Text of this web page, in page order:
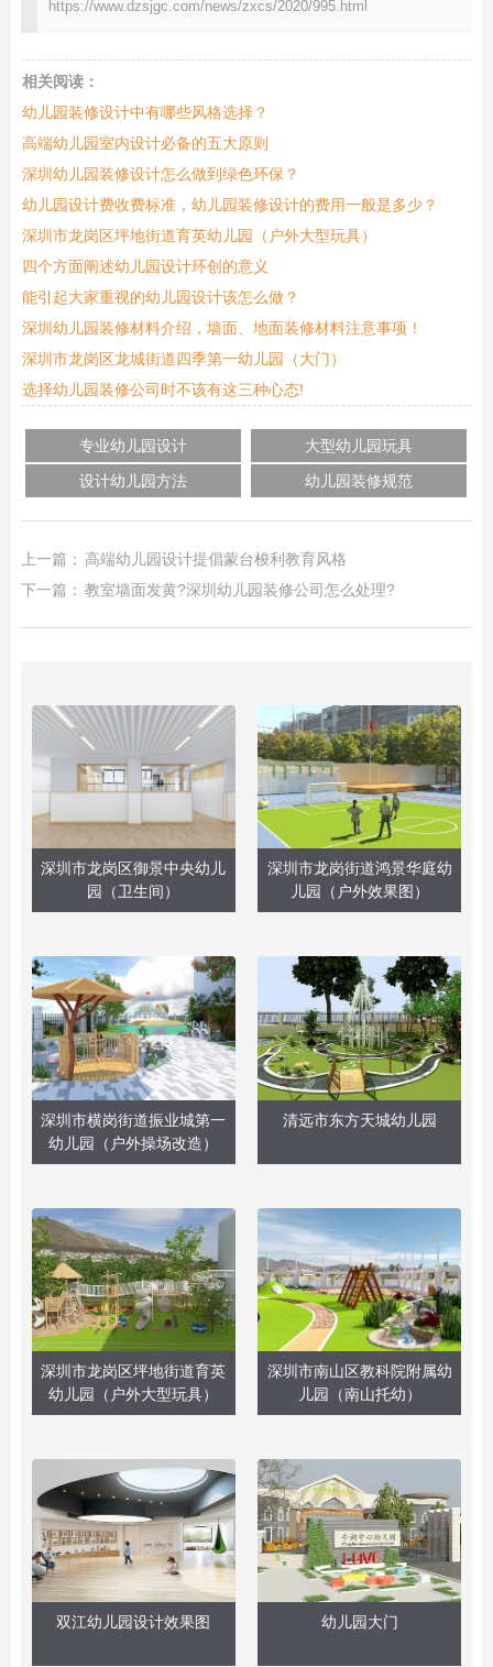
https://www.dzsjgc.com/news/zxcs/2020/995.html
相关阅读：
幼儿园装修设计中有哪些风格选择？
高端幼儿园室内设计必备的五大原则
深圳幼儿园装修设计怎么做到绿色环保？
幼儿园设计费收费标准，幼儿园装修设计的费用一般是多少？
深圳市龙岗区坪地街道育英幼儿园（户外大型玩具）
四个方面阐述幼儿园设计环创的意义
能引起大家重视的幼儿园设计该怎么做？
深圳幼儿园装修材料介绍，墙面、地面装修材料注意事项！
深圳市龙岗区龙城街道四季第一幼儿园（大门）
选择幼儿园装修公司时不该有这三种心态!
专业幼儿园设计
大型幼儿园玩具
设计幼儿园方法
幼儿园装修规范
上一篇： 高端幼儿园设计提倡蒙台梭利教育风格
下一篇： 教室墙面发黄?深圳幼儿园装修公司怎么处理?
深圳市龙岗区御景中央幼儿
园（卫生间）
深圳市龙岗街道鸿景华庭幼
儿园（户外效果图）
深圳市横岗街道振业城第一
幼儿园（户外操场改造）
清远市东方天城幼儿园
深圳市龙岗区坪地街道育英
幼儿园（户外大型玩具）
深圳市南山区教科院附属幼
儿园（南山托幼）
双江幼儿园设计效果图 幼儿园大门